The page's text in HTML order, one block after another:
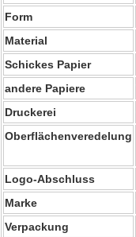
Form
Material
Schickes Papier
andere Papiere
Druckerei
Oberflächenveredelung
Logo-Abschluss
Marke
Verpackung